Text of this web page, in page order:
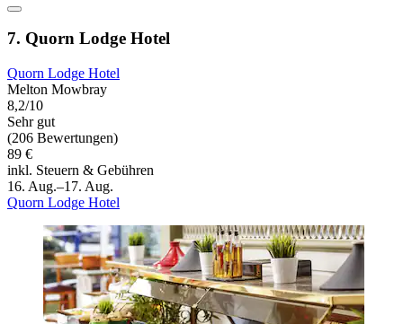
7. Quorn Lodge Hotel
Quorn Lodge Hotel
Melton Mowbray
8,2/10
Sehr gut
(206 Bewertungen)
89 €
inkl. Steuern & Gebühren
16. Aug.–17. Aug.
Quorn Lodge Hotel